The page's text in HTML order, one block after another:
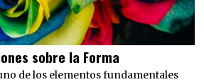
sobre la Forma
de los elementos fundamentales